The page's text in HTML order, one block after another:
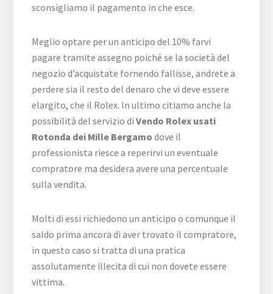
sconsigliamo il pagamento in che esce.
Meglio optare per un anticipo del 10% farvi
pagare tramite assegno poiché se la società del
negozio d’acquistate fornendo fallisse, andrete a
perdere sia il resto del denaro che vi deve essere
elargito, che il Rolex. In ultimo citiamo anche la
possibilità del servizio diVendo Rolex usati
Rotonda dei Mille Bergamo dove il
professionista riesce a reperirvi un eventuale
compratore ma desidera avere una percentuale
sulla vendita.
Molti di essi richiedono un anticipo o comunque il
saldo prima ancora di aver trovato il compratore,
in questo caso si tratta di una pratica
assolutamente illecita di cui non dovete essere
vittima.